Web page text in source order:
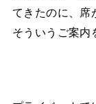
てきたのに、席
そういうご案内